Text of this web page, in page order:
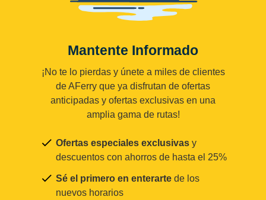
Mantente Informado
¡No te lo pierdas y únete a miles de clientes
de AFerry que ya disfrutan de ofertas
anticipadas y ofertas exclusivas en una
amplia gama de rutas!
Ofertas especiales exclusivas y
descuentos con ahorros de hasta el 25%
Sé el primero en enterarte de los
nuevos horarios